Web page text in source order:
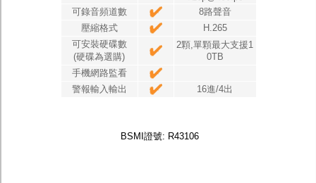
可錄音頻道數
8路聲音
壓縮格式
H.265
可安裝硬碟數
(硬碟為選購)
2顆,單顆最大支援1
0TB
手機網路監看
警報輸入輸出
16進/4出
BSMI證號: R43106